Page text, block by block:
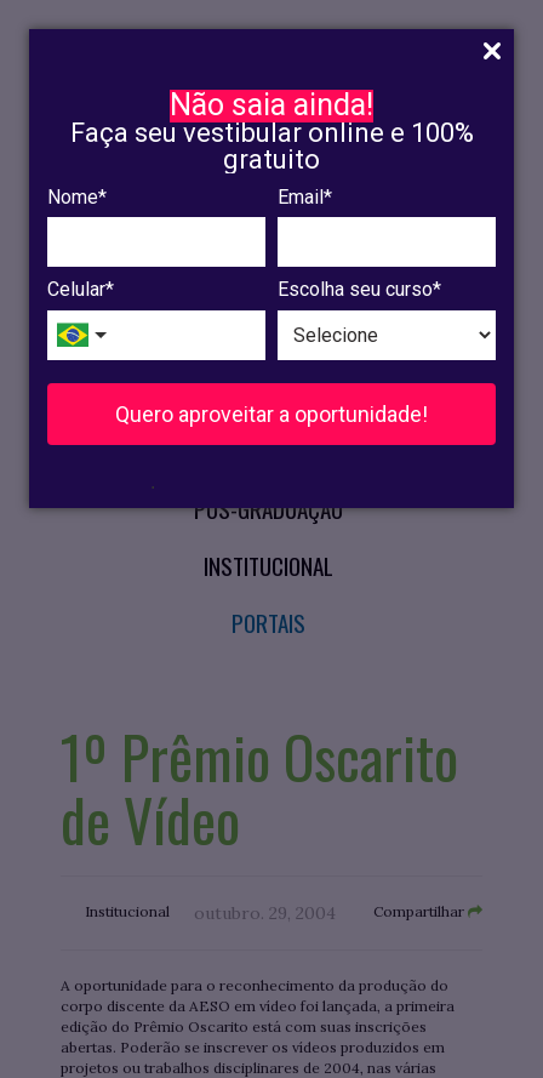
Não saia ainda!
Faça seu vestibular online e 100%
gratuito
Nome* Email*
Celular* Escolha seu curso*
Quero aproveitar a oportunidade!
.
INSCRIÇÃO
OLINDA
RECIFE
VESTIBULAR
CURSOS PRESENCIAIS
PÓS-GRADUAÇÃO
INSTITUCIONAL
PORTAIS
1º Prêmio Oscarito
de Vídeo
Institucional outubro. 29, 2004 Compartilhar
A oportunidade para o reconhecimento da produção do
corpo discente da AESO em vídeo foi lançada, a primeira
edição do Prêmio Oscarito está com suas inscrições
abertas. Poderão se inscrever os vídeos produzidos em
projetos ou trabalhos disciplinares de 2004, nas várias